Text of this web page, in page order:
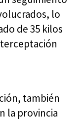
lo
de 35 kilos
también
la provincia